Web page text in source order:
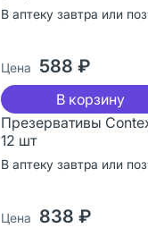
В аптеку завтра или
Цена 588 ₽
В корзину
Презервативы
12 шт
В аптеку завтра или
Цена 838 ₽